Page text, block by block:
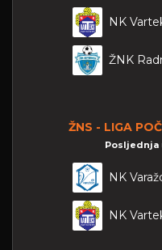
NK
ŽNK
ŽNS - LIGA
Posljednja
NK
NK